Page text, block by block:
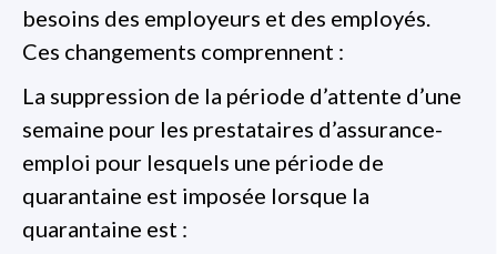
besoins des employeurs et des employés.
Ces changements comprennent :
La suppression de la période d’attente d’une
semaine pour les prestataires d’assurance-
emploi pour lesquels une période de
quarantaine est imposée lorsque la
quarantaine est :